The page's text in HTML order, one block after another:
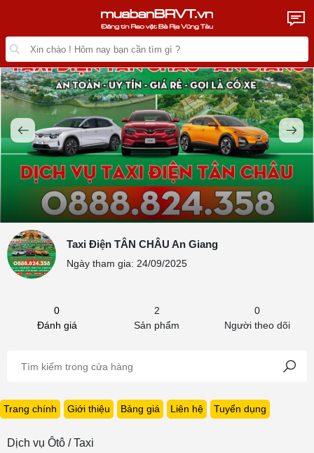
Taxi Điện TÂN CHÂU An Giang
Ngày tham gia: 24/09/2025
0
Đánh giá
2
Sản phẩm
0
Người theo dõi
Trang chính Giới thiệu Bảng giá Liên hệ Tuyển dụng
Dịch vụ Ôtô / Taxi